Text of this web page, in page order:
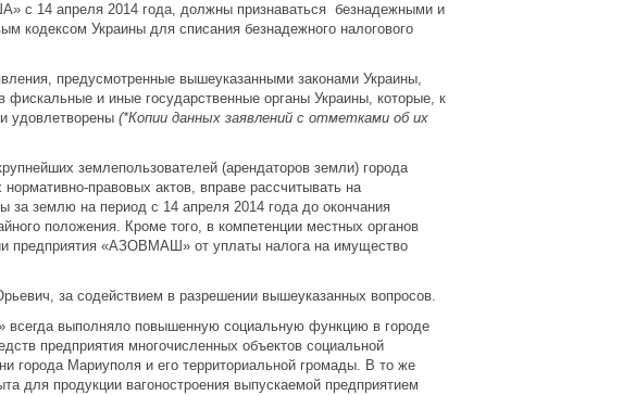
с 14 апреля 2014 года, должны признаваться безнадежными и
кодексом Украины для списания безнадежного налогового
предусмотренные вышеуказанными законами Украины,
и иные государственные органы Украины, которые, к
удовлетворены (*Копии данных заявлений с отметками об их
землепользователей (арендаторов земли) города
правовых актов, вправе рассчитывать на
землю на период с 14 апреля 2014 года до окончания
положения. Кроме того, в компетенции местных органов
предприятия «АЗОВМАШ» от уплаты налога на имущество
за содействием в разрешении вышеуказанных вопросов.
выполняло повышенную социальную функцию в городе
предприятия многочисленных объектов социальной
города Мариуполя и его территориальной громады. В то же
для продукции вагоностроения выпускаемой предприятием